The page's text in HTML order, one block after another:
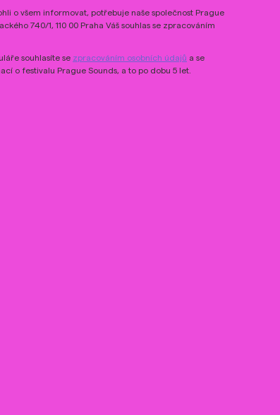
o všem informovat, potřebuje naše společnost Prague
740/1, 110 00 Praha Váš souhlas se zpracováním
souhlasíte se zpracováním osobních údajů a se
o festivalu Prague Sounds, a to po dobu 5 let.